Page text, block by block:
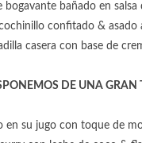
bogavante bañado en
confitado &
casera con base de
DE UNA GRAN
en su jugo con toque de